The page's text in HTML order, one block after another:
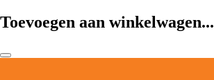
Toevoegen aan winkelwagen...